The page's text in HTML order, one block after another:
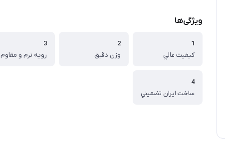
ویژگی‌ها
1
كيفيت عالي
2
وزن دقيق
3
رويه نرم و مقاوم
4
ساخت ايران تضميني